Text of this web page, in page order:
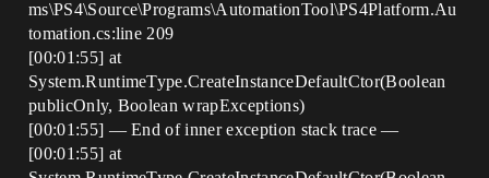
ms\PS4\Source\Programs\AutomationTool\PS4Platform.Au
tomation.cs:line 209
[00:01:55] at
System.RuntimeType.CreateInstanceDefaultCtor(Boolean
publicOnly, Boolean wrapExceptions)
[00:01:55] — End of inner exception stack trace —
[00:01:55] at